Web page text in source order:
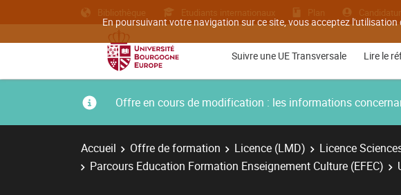
En poursuivant votre navigation sur ce site, vous acceptez
Bibliothèque Etudiants internationaux Plan
Suivre une UE Transversale Lire le
Offre en cours de modification : les informations
Accueil Offre de formation Licence (LMD)
Licence
Parcours Education Formation Enseignement Culture (EFEC)